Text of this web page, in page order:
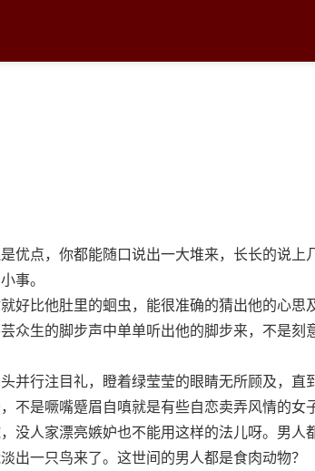
优点，你都能随口说出一大堆来，长长的说上
事。
好比他肚里的蛔虫，能很准确的猜出他的心思
众生的脚步声中单单听出他的脚步来，不是刻
并行注目礼，瞪着绿莹莹的眼睛无所顾及，直
不是噘嘴蹙眉自嗔就是有些自恋卖弄风情的女
没人家漂亮嫉妒也不能用这样的法儿呀。男人
出一只鸟来了。这世间的男人都是食肉动物？